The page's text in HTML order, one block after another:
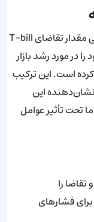
استاندارد چارترد با وجود بازنگری در پیش‌بینی مقدار تقاضای T-bill
در مورد رشد بازار
دلار حفظ کرده است. این ترکیب
این
تحت تأثیر عوامل
را
فشارهای